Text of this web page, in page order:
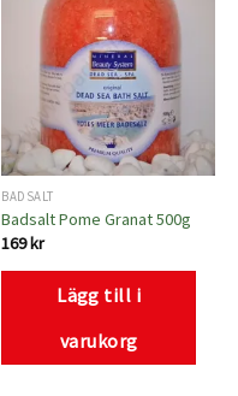
Lägg
önskelistan
BADSALT
Badsalt Pome Granat 500g
169kr
Lägg till i
varukorg